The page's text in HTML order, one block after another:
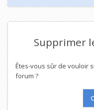
Supprimer
Êtes-vous sûr de vouloir
forum ?